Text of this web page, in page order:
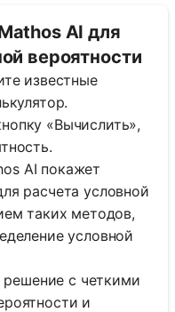
AI для
вероятности
известные
«Вычислить»,
AI покажет
расчета условной
таких методов,
условной
решение с четкими
и